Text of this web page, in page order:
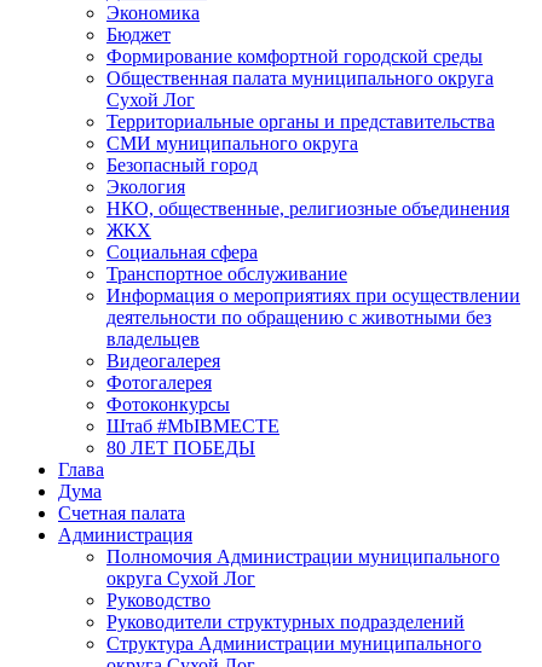
Экономика
Бюджет
Формирование комфортной городской среды
Общественная палата муниципального округа
Сухой Лог
Территориальные органы и представительства
СМИ муниципального округа
Безопасный город
Экология
НКО, общественные, религиозные объединения
ЖКХ
Социальная сфера
Транспортное обслуживание
Информация о мероприятиях при осуществлении
деятельности по обращению с животными без
владельцев
Видеогалерея
Фотогалерея
Фотоконкурсы
Штаб #MbIBMECTE
80 ЛЕТ ПОБЕДЫ
Глава
Дума
Счетная палата
Администрация
Полномочия Администрации муниципального
округа Сухой Лог
Руководство
Руководители структурных подразделений
Структура Администрации муниципального